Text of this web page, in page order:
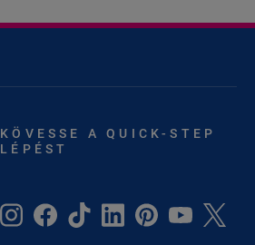
KÖVESSE A QUICK-STEP
LÉPÉST